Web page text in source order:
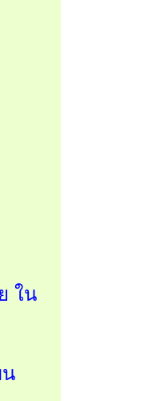
ใน
น